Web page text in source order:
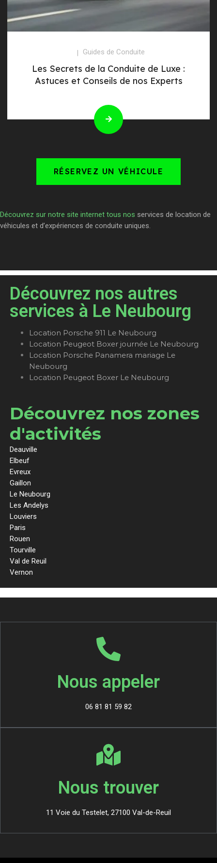
Guides de Conduite
Les Secrets de la Conduite de Luxe :
Astuces et Conseils de nos Experts
RÉSERVEZ UN VÉHICULE
Découvrez sur notre site internet tous nos services de location de
véhicules et d’expériences de conduite uniques.
Découvrez nos autres
services à Le Neubourg
Location Porsche 911 Le Neubourg
Location Peugeot Boxer journée Le Neubourg
Location Porsche Panamera mariage Le
Neubourg
Location Peugeot Boxer Le Neubourg
Découvrez nos zones
d'activités
Deauville
Elbeuf
Evreux
Gaillon
Le Neubourg
Les Andelys
Louviers
Paris
Rouen
Tourville
Val de Reuil
Vernon
Nous appeler
06 81 81 59 82
Nous trouver
11 Voie du Testelet, 27100 Val-de-Reuil